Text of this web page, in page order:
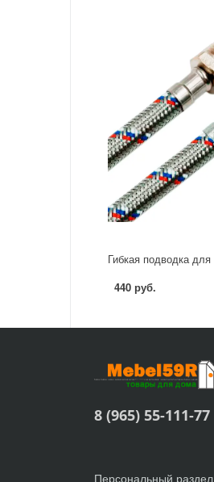
440 руб.
8 (965) 55-111-77
Персональный раздел